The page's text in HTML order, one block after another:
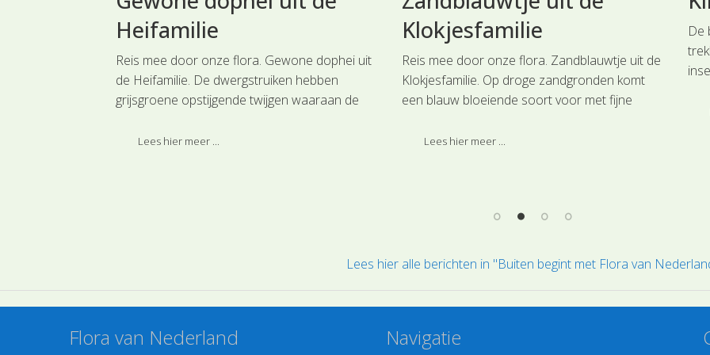
Heifamilie
Reis mee door onze flora. Gewone dophei uit
de Heifamilie. De dwergstruiken hebben
grijsgroene opstijgende twijgen waaraan de
tussen het mos matten vormen.
Lees hier meer ...
Klokjesfamilie
Reis mee door onze flora. Zandblauwtje uit de
Klokjesfamilie. Op droge zandgronden komt
een blauw bloeiende soort voor met fijne
Lees hier meer ...
De
Lees hier alle berichten in "Buiten begint met Flora van
Flora van Nederland Navigatie